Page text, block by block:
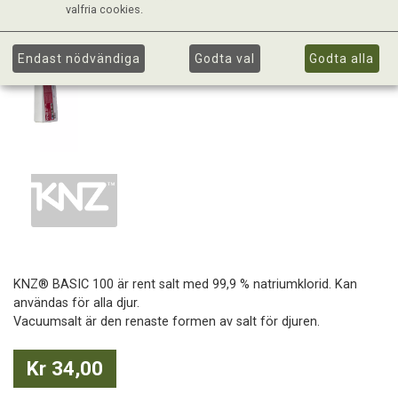
KNZ® BASIC 100 är rent salt med 99,9 % natriumklorid. Kan
användas för alla djur.
Vacuumsalt är den renaste formen av salt för djuren.
Kr 34,00
valfria cookies.
Endast nödvändiga Godta val Godta alla